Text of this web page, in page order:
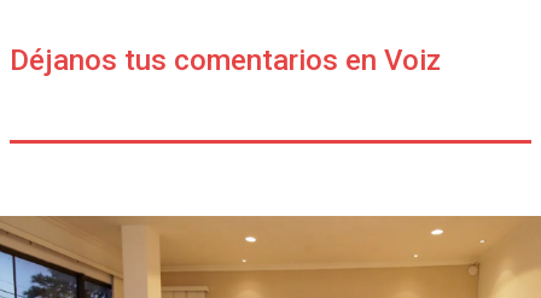
Déjanos tus comentarios en Voiz